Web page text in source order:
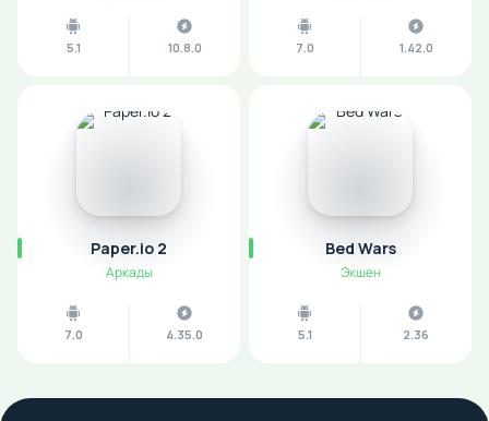
5.1 10.8.0 7.0 1.42.0
Paper.io 2
Аркады
7.0 4.35.0
Bed Wars
Экшен
5.1 2.36